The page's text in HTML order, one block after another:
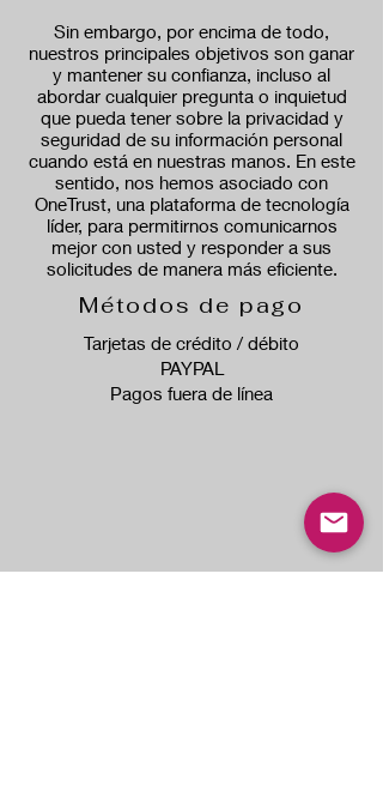
Sin embargo, por encima de todo,
nuestros principales objetivos son ganar
y mantener su confianza, incluso al
abordar cualquier pregunta o inquietud
que pueda tener sobre la privacidad y
seguridad de su información personal
cuando está en nuestras manos. En este
sentido, nos hemos asociado con
OneTrust, una plataforma de tecnología
líder, para permitirnos comunicarnos
mejor con usted y responder a sus
solicitudes de manera más eficiente.
Métodos de pago
Tarjetas de crédito / débito
PAYPAL
Pagos fuera de línea